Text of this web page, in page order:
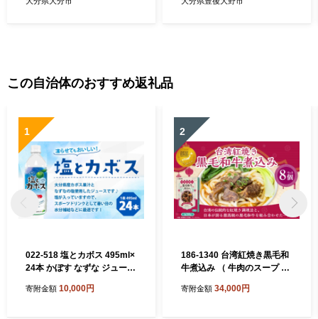
この自治体のおすすめ返礼品
1
022-518 塩とカボス 495ml×
24本 かぼす なずな ジュース
寄附金額 10,000円
2
186-1340 台湾紅焼き黒毛和
牛煮込み （ 牛肉のスープ ）
ク にく 牛肉 牛 黒毛和牛 和
寄附金額 34,000円